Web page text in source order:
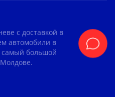
с доставкой в
автомобили в
самый большой